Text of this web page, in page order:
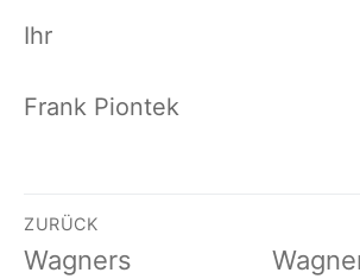
Ihr
Frank Piontek
Beitragsnavigation
ZURÜCK
Vorheriger
Wagners